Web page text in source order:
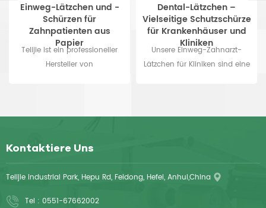
Einweg-Lätzchen und -
Schürzen für
Zahnpatienten aus
Papier
Telijie ist ein professioneller
Hersteller von
33x45cm, 33x48cm oder OEM
verfügbar.
Dental-Lätzchen –
Vielseitige Schutzschürze
für Krankenhäuser und
Kliniken
Unsere Einweg-Zahnarzt-
Lätzchen für Kliniken sind eine
wasserdichten Einweg-
Zahnarzt-Lätzchen bestehen
Kontaktiere Uns
Telijie Industrial Park, Hepu Rd, Feidong, Hefei, Anhui,China
Tel : 0551-67662002